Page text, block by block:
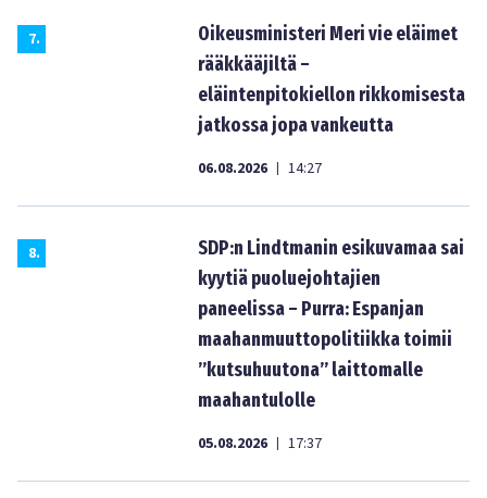
7.
Oikeusministeri Meri vie eläimet
rääkkääjiltä –
eläintenpitokiellon rikkomisesta
jatkossa jopa vankeutta
06.08.2026 | 14:27
8.
SDP:n Lindtmanin esikuvamaa sai
kyytiä puoluejohtajien
paneelissa – Purra: Espanjan
maahanmuuttopolitiikka toimii
”kutsuhuutona” laittomalle
maahantulolle
05.08.2026 | 17:37